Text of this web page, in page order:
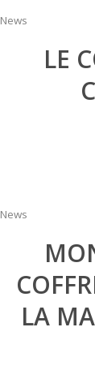
News
LE
News
LA